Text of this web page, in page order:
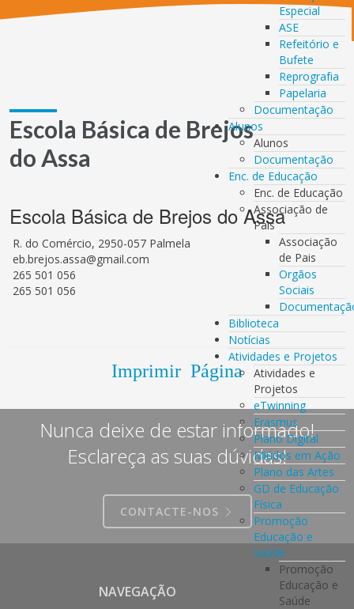
Especial
ASE
Refeitório e
Bufete
Reprografia
Papelaria
Documentação
Alunos
Alunos
Documentação
Enc. de Educação
Enc. de Educação
Associação de
Pais
Associação
de Pais
Orgãos
Sociais
Biblioteca
Notícias
Atividades e Projetos
Atividades e
Projetos
eTwinning
Erasmus
Plano Digital
Miúdos em Ação
Plano das Artes
GD de Educação
Física
Promoção
Educação e
Saúde
Promoção
Educação e
Saúde
Escola Básica de Brejos
do Assa
Escola Básica de Brejos do Assa
R. do Comércio, 2950-057 Palmela
eb.brejos.assa@gmail.com
265 501 056
265 501 056
Imprimir Página
Nunca deixe de estar informado!
Esclareça as suas dúvidas!
CONTACTE-NOS
NAVEGAÇÃO